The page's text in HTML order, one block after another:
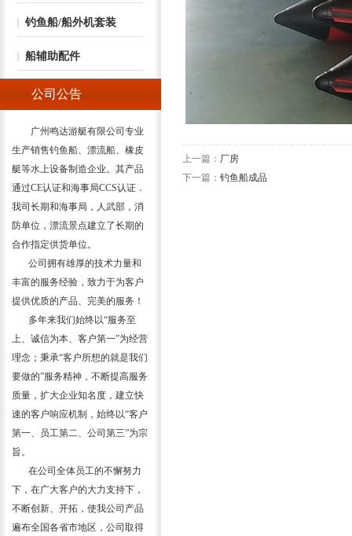
钓鱼船/船外机套装
船辅助配件
公司公告
广州鸣达游艇有限公司专业
生产销售钓鱼船、漂流船、橡皮
艇等水上设备制造企业。其产品
通过CE认证和海事局CCS认证．
我司长期和海事局，人武部，消
防单位，漂流景点建立了长期的
合作指定供货单位。
公司拥有雄厚的技术力量和
丰富的服务经验，致力于为客户
提供优质的产品、完美的服务！
多年来我们始终以“服务至
上、诚信为本、客户第一”为经营
理念；秉承“客户所想的就是我们
要做的”服务精神，不断提高服务
质量，扩大企业知名度，建立快
速的客户响应机制，始终以“客户
第一、员工第二、公司第三”为宗
旨。
在公司全体员工的不懈努力
下，在广大客户的大力支持下，
不断创新、开拓，使我公司产品
遍布全国各省市地区，公司取得
上一篇： 厂房
下一篇： 钓鱼船成品